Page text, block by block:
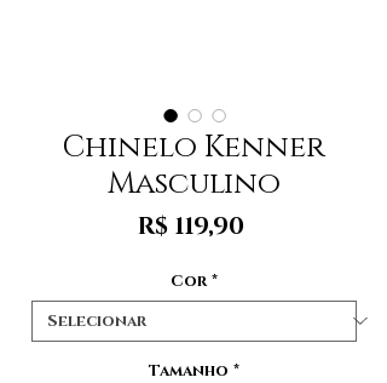
Chinelo Kenner
Masculino
R$ 119,90
Cor *
Tamanho *